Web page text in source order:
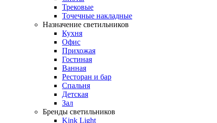
Трековые
Точечные накладные
Назначение светильников
Кухня
Офис
Прихожая
Гостиная
Ванная
Ресторан и бар
Спальня
Детская
Зал
Бренды светильников
Kink Light